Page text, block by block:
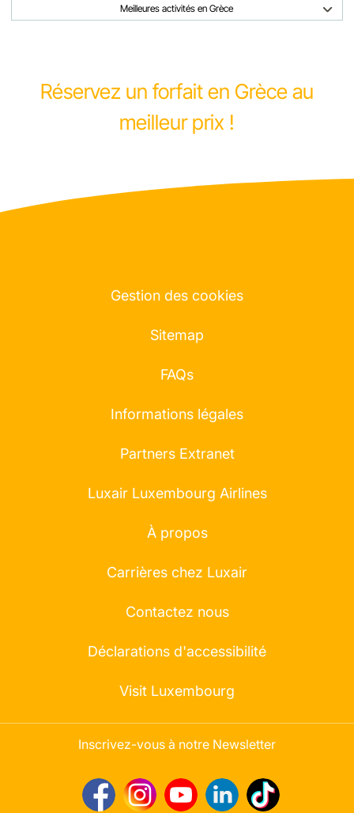
Meilleures activités en Grèce
Réservez un forfait en Grèce au
meilleur prix !
Gestion des cookies
Sitemap
FAQs
Informations légales
Partners Extranet
Luxair Luxembourg Airlines
À propos
Carrières chez Luxair
Contactez nous
Déclarations d'accessibilité
Visit Luxembourg
Inscrivez-vous à notre Newsletter